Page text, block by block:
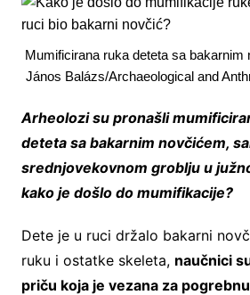
Mumificirana ruka deteta sa bakarnim
János Balázs/Archaeological and
Arheolozi su pronašli
deteta sa bakarnim novčićem,
srednjovekovnom groblju u
kako je došlo do mumifikacije?
Dete je u ruci držalo bakarni
ruku i ostatke skeleta, naučnici
priču koja je vezana za